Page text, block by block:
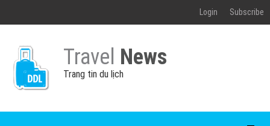
Login Subscribe
Travel News
Trang tin du lịch